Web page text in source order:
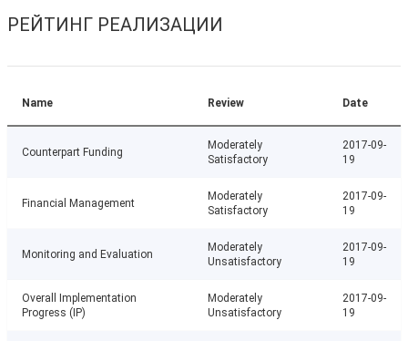
РЕЙТИНГ РЕАЛИЗАЦИИ
Name Review Date
Counterpart Funding
Moderately
Satisfactory
2017-09-
19
Financial Management
Moderately
Satisfactory
2017-09-
19
Monitoring and Evaluation
Moderately
Unsatisfactory
2017-09-
19
Overall Implementation
Progress (IP)
Moderately
Unsatisfactory
2017-09-
19